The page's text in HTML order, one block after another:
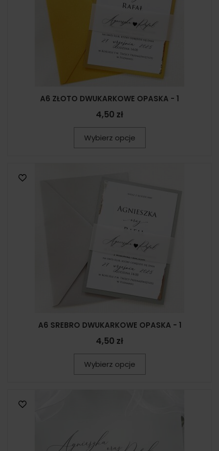
A6 ZŁOTO DWUKARKOWE OPASKA - 1
4,50 zł
Wybierz opcje
A6 SREBRO DWUKARKOWE OPASKA - 1
4,50 zł
Wybierz opcje